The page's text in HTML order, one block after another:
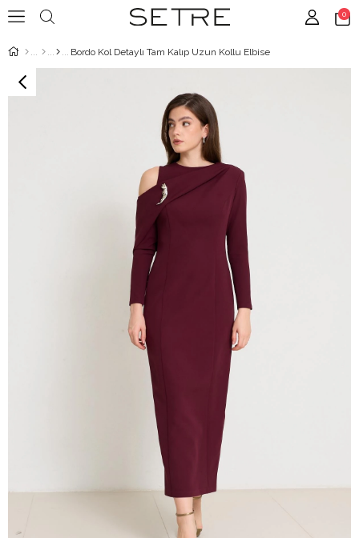
0
Bordo Kol Detaylı Tam Kalıp Uzun Kollu Elbise